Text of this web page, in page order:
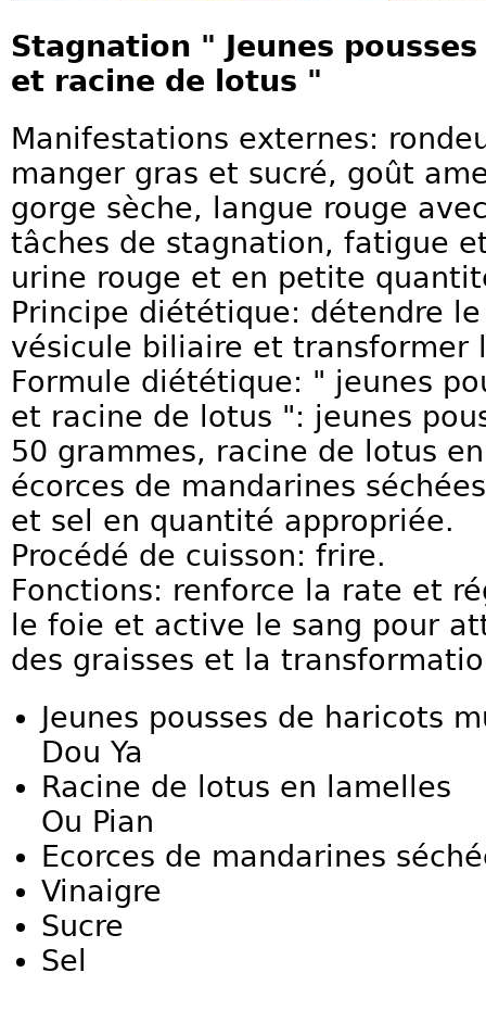
Stagnation " Jeunes
et racine de lotus "
Manifestations externes:
manger gras et sucré, goût
gorge sèche, langue rouge
tâches de stagnation, fatigue
urine rouge et en petite
Principe diététique: détendre
vésicule biliaire et transformer
Formule diététique: " jeunes
et racine de lotus ": jeunes
50 grammes, racine de lotus
écorces de mandarines
et sel en quantité appropriée.
Procédé de cuisson: frire.
Fonctions: renforce la rate et
le foie et active le sang pour
des graisses et la
Jeunes pousses de
Dou Ya
Racine de lotus en
Ou Pian
Ecorces de mandarines
Vinaigre
Sucre
Sel 盐